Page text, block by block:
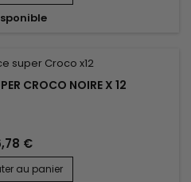
CROCO NOIRE X 12
€
au panier